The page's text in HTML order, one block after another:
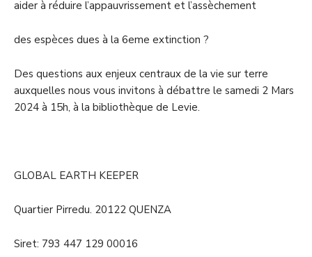
aider à réduire l’appauvrissement et l’assèchement
des espèces dues à la 6eme extinction ?
Des questions aux enjeux centraux de la vie sur terre
auxquelles nous vous invitons à débattre le samedi 2 Mars
2024 à 15h, à la bibliothèque de Levie.
GLOBAL EARTH KEEPER
Quartier Pirredu. 20122 QUENZA
Siret: 793 447 129 00016